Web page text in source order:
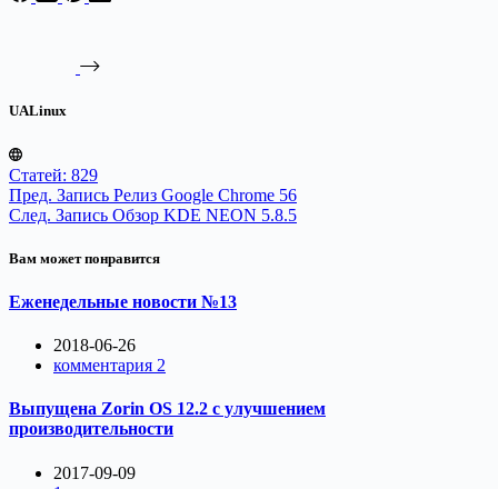
UALinux
Статей: 829
Пред. Запись Релиз Google Chrome 56
След. Запись Обзор KDE NEON 5.8.5
Вам может понравится
Еженедельные новости №13
2018-06-26
комментария 2
Выпущена Zorin OS 12.2 с улучшением
производительности
2017-09-09